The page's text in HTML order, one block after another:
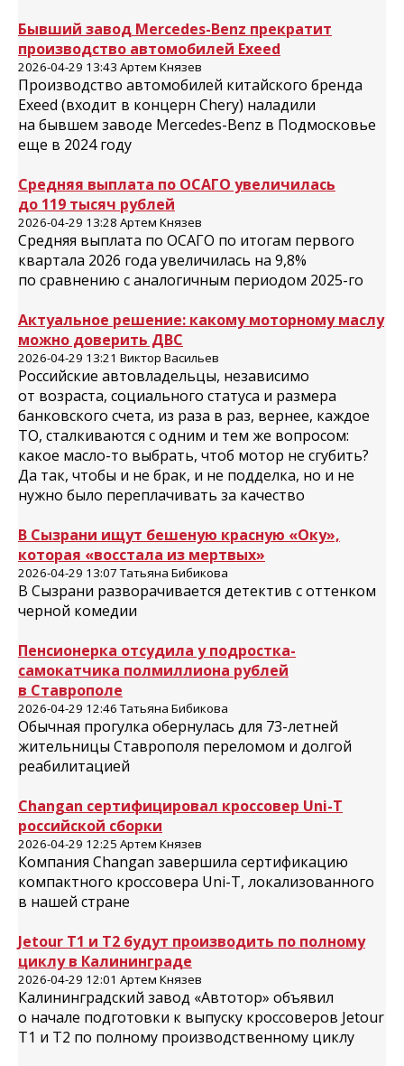
Бывший завод Mercedes-Benz прекратит
производство автомобилей Exeed
2026-04-29 13:43 Артем Князев
Производство автомобилей китайского бренда
Exeed (входит в концерн Chery) наладили
на бывшем заводе Mercedes-Benz в Подмосковье
еще в 2024 году
Средняя выплата по ОСАГО увеличилась
до 119 тысяч рублей
2026-04-29 13:28 Артем Князев
Средняя выплата по ОСАГО по итогам первого
квартала 2026 года увеличилась на 9,8%
по сравнению с аналогичным периодом 2025-го
Актуальное решение: какому моторному маслу
можно доверить ДВС
2026-04-29 13:21 Виктор Васильев
Российские автовладельцы, независимо
от возраста, социального статуса и размера
банковского счета, из раза в раз, вернее, каждое
ТО, сталкиваются с одним и тем же вопросом:
какое масло-то выбрать, чтоб мотор не сгубить?
Да так, чтобы и не брак, и не подделка, но и не
нужно было переплачивать за качество
В Сызрани ищут бешеную красную «Оку»,
которая «восстала из мертвых»
2026-04-29 13:07 Татьяна Бибикова
В Сызрани разворачивается детектив с оттенком
черной комедии
Пенсионерка отсудила у подростка-
самокатчика полмиллиона рублей
в Ставрополе
2026-04-29 12:46 Татьяна Бибикова
Обычная прогулка обернулась для 73-летней
жительницы Ставрополя переломом и долгой
реабилитацией
Changan сертифицировал кроссовер Uni-T
российской сборки
2026-04-29 12:25 Артем Князев
Компания Changan завершила сертификацию
компактного кроссовера Uni-T, локализованного
в нашей стране
Jetour T1 и T2 будут производить по полному
циклу в Калининграде
2026-04-29 12:01 Артем Князев
Калининградский завод «Автотор» объявил
о начале подготовки к выпуску кроссоверов Jetour
T1 и T2 по полному производственному циклу